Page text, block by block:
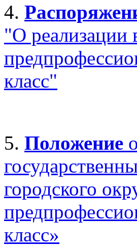
4.
"О реализации
класс"
5. Положение
городского
класс»